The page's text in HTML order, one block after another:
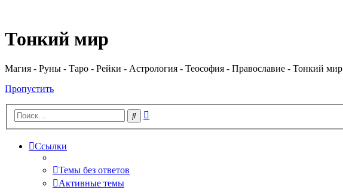
Тонкий мир
Магия - Руны - Таро - Рейки - Астрология - Теософия - Православие - Тонкий мир
Пропустить
Поиск
Ссылки
Темы без ответов
Активные темы